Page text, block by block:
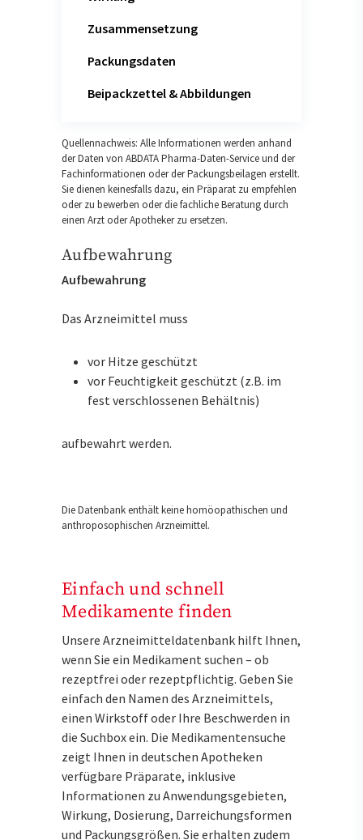
Zusammensetzung
Packungsdaten
Beipackzettel & Abbildungen
Quellennachweis: Alle Informationen werden anhand
der Daten von ABDATA Pharma-Daten-Service und der
Fachinformationen oder der Packungsbeilagen erstellt.
Sie dienen keinesfalls dazu, ein Präparat zu empfehlen
oder zu bewerben oder die fachliche Beratung durch
einen Arzt oder Apotheker zu ersetzen.
Aufbewahrung
Aufbewahrung
Das Arzneimittel muss
vor Hitze geschützt
vor Feuchtigkeit geschützt (z.B. im
fest verschlossenen Behältnis)
aufbewahrt werden.
Die Datenbank enthält keine homöopathischen und
anthroposophischen Arzneimittel.
Einfach und schnell
Medikamente finden
Unsere Arzneimitteldatenbank hilft Ihnen,
wenn Sie ein Medikament suchen – ob
rezeptfrei oder rezeptpflichtig. Geben Sie
einfach den Namen des Arzneimittels,
einen Wirkstoff oder Ihre Beschwerden in
die Suchbox ein. Die Medikamentensuche
zeigt Ihnen in deutschen Apotheken
verfügbare Präparate, inklusive
Informationen zu Anwendungsgebieten,
Wirkung, Dosierung, Darreichungsformen
und Packungsgrößen. Sie erhalten zudem